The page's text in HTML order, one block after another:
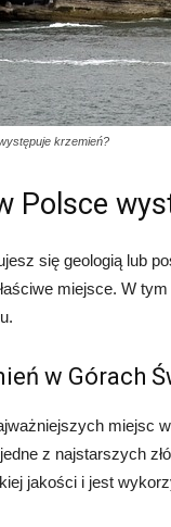
krzemień?
Polsce
się geologią lub
miejsce. W
w Górach
miejsc
z najstarszych
jakości i jest